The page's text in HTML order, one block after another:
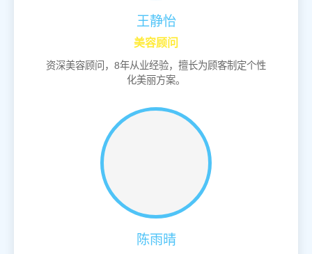
王静怡
美容顾问
资深美容顾问，8年从业经验，擅长为顾客制定个性
化美丽方案。
陈雨晴